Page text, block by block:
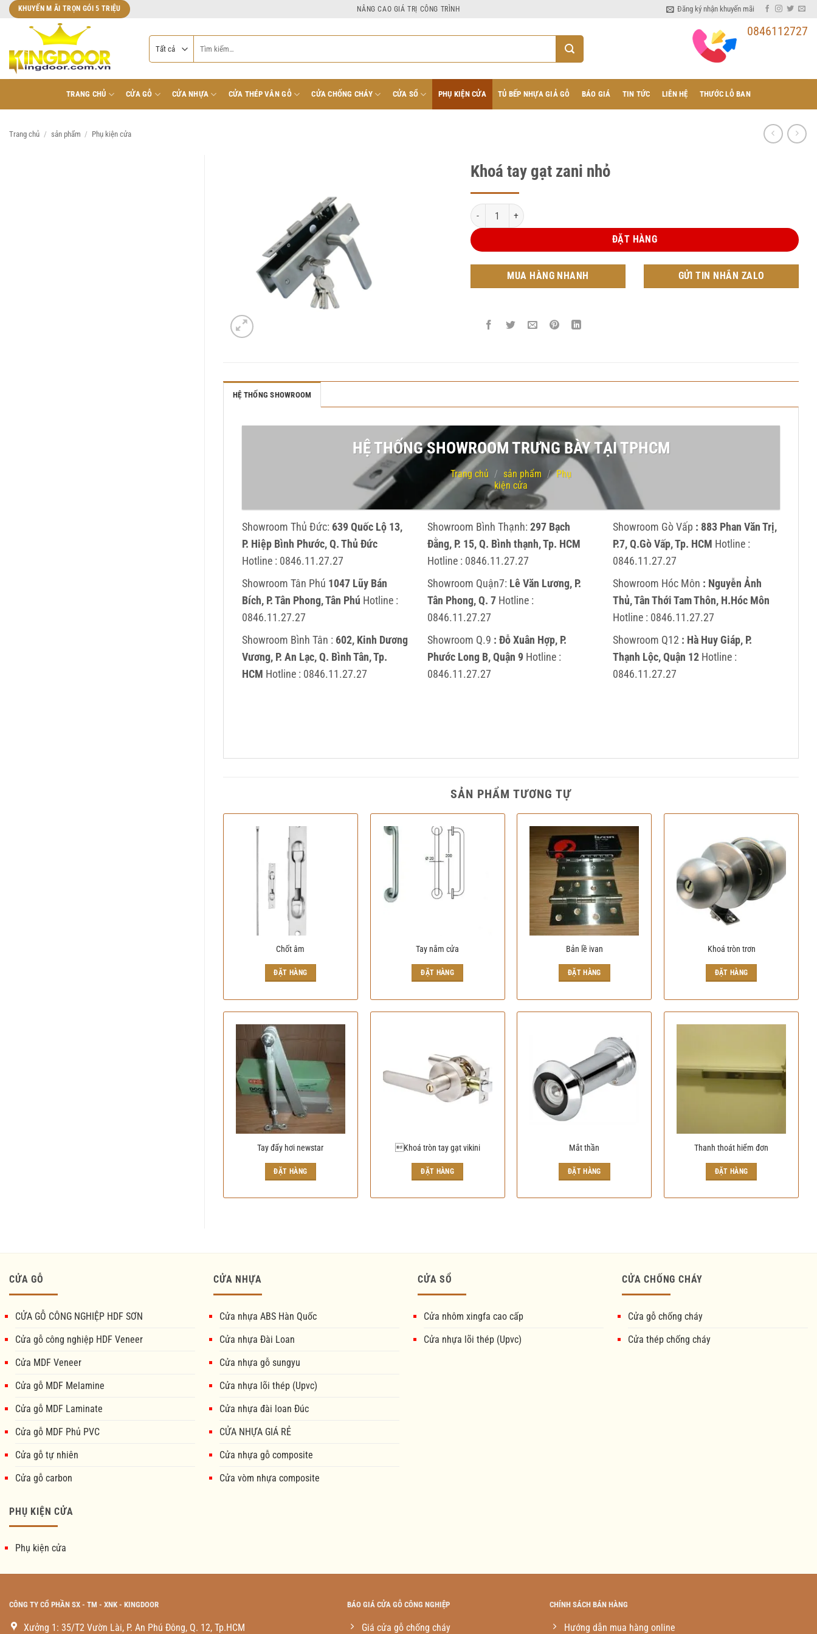
Bỏ
dung
KHUYẾN M ÃI TRỌN GÓI 5 TRIỆU NÂNG CAO GIÁ TRỊ CÔNG TRÌNH Đăng ký nhận khuyến mãi
kiếm:
0846112727
TRANG CHỦ CỬA GỖ CỬA NHỰA CỬA THÉP VÂN GỖ CỬA CHỐNG CHÁY CỬA SỔ PHỤ KIỆN CỬA TỦ BẾP NHỰA GIẢ GỖ BÁO GIÁ TIN TỨC LIÊN HỆ THƯỚC LỖ BAN
Trang chủ / sản phẩm / Phụ kiện cửa
Khoá tay gạt zani nhỏ
Khoá tay gạt zani nhỏ số lượng
ĐẶT HÀNG
MUA HÀNG NHANH GỬI TIN NHẮN ZALO
HỆ THỐNG SHOWROOM
HỆ THỐNG SHOWROOM TRƯNG BÀY TẠI TPHCM
Trang chủ / sản phẩm / Phụ
kiện cửa
Showroom Thủ Đức: 639 Quốc Lộ 13,
P. Hiệp Bình Phước, Q. Thủ Đức
Hotline : 0846.11.27.27
Showroom Tân Phú 1047 Lũy Bán
Bích, P. Tân Phong, Tân Phú Hotline :
0846.11.27.27
Showroom Bình Tân : 602, Kinh Dương
Vương, P. An Lạc, Q. Bình Tân, Tp.
HCM Hotline : 0846.11.27.27
Showroom Bình Thạnh: 297 Bạch
Đằng, P. 15, Q. Bình thạnh, Tp. HCM
Hotline : 0846.11.27.27
Showroom Quận7: Lê Văn Lương, P.
Tân Phong, Q. 7 Hotline :
0846.11.27.27
Showroom Q.9 : Đỗ Xuân Hợp, P.
Phước Long B, Quận 9 Hotline :
0846.11.27.27
Showroom Gò Vấp : 883 Phan Văn Trị,
P.7, Q.Gò Vấp, Tp. HCM Hotline :
0846.11.27.27
Showroom Hóc Môn : Nguyễn Ảnh
Thủ, Tân Thới Tam Thôn, H.Hóc Môn
Hotline : 0846.11.27.27
Showroom Q12 : Hà Huy Giáp, P.
Thạnh Lộc, Quận 12 Hotline :
0846.11.27.27
SẢN PHẨM TƯƠNG TỰ
Chốt âm
ĐẶT HÀNG
Tay nắm cửa
ĐẶT HÀNG
Bản lề ivan
ĐẶT HÀNG
Khoá tròn trơn
ĐẶT HÀNG
Tay đẩy hơi newstar
ĐẶT HÀNG
Khoá tròn tay gạt vikini
ĐẶT HÀNG
Mắt thần
ĐẶT HÀNG
Thanh thoát hiểm đơn
ĐẶT HÀNG
CỬA GỖ
CỬA GỖ CÔNG NGHIỆP HDF SƠN
Cửa gỗ công nghiệp HDF Veneer
Cửa MDF Veneer
Cửa gỗ MDF Melamine
Cửa gỗ MDF Laminate
Cửa gỗ MDF Phủ PVC
Cửa gỗ tự nhiên
Cửa gỗ carbon
CỬA NHỰA
Cửa nhựa ABS Hàn Quốc
Cửa nhựa Đài Loan
Cửa nhựa gỗ sungyu
Cửa nhựa lõi thép (Upvc)
Cửa nhựa đài loan Đúc
CỬA NHỰA GIÁ RẺ
Cửa nhựa gỗ composite
Cửa vòm nhựa composite
CỬA SỔ
Cửa nhôm xingfa cao cấp
Cửa nhựa lõi thép (Upvc)
CỬA CHỐNG CHÁY
Cửa gỗ chống cháy
Cửa thép chống cháy
PHỤ KIỆN CỬA
Phụ kiện cửa
CÔNG TY CỔ PHẦN SX - TM - XNK - KINGDOOR
Xưởng 1: 35/T2 Vườn Lài, P. An Phú Đông, Q. 12, Tp.HCM
BÁO GIÁ CỬA GỖ CÔNG NGHIỆP
Giá cửa gỗ chống cháy
CHÍNH SÁCH BÁN HÀNG
Hướng dẫn mua hàng online